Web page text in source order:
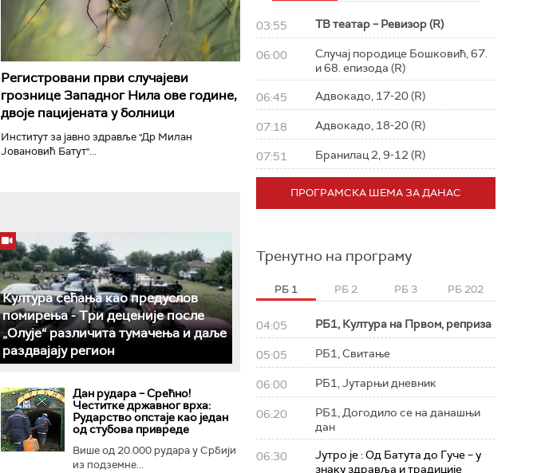
Регистровани први случајеви
грознице Западног Нила ове године,
двоје пацијената у болници
Институт за јавно здравље "Др Милан
Јовановић Батут"...
Култура сећања као предуслов
помирења ­- Три деценије после
„Олује“ различита тумачења и даље
раздвајају регион
Дан рудара – Срећно!
Честитке државног врха:
Рударство опстаје као један
од стубова привреде
Више од 20.000 рудара у Србији
из подземне...
03:55 ТВ театар – Ревизор (R)
06:00
Случај породице Бошковић, 67.
и 68. епизода (R)
06:45 Адвокадо, 17-20 (R)
07:18 Адвокадо, 18-20 (R)
07:51 Бранилац 2, 9-12 (R)
ПРОГРАМСКА ШЕМА ЗА ДАНАС
Тренутно на програму
РБ 1 РБ 2 РБ 3 РБ 202
04:05 РБ1, Култура на Првом, реприза
05:05 РБ1, Свитање
06:00 РБ1, Јутарњи дневник
06:20
РБ1, Догодило се на данашњи
дан
06:30
Јутро је : Од Батута до Гуче – у
знаку здравља и традиције